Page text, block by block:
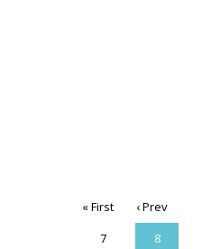
« First ‹ Prev
7
8